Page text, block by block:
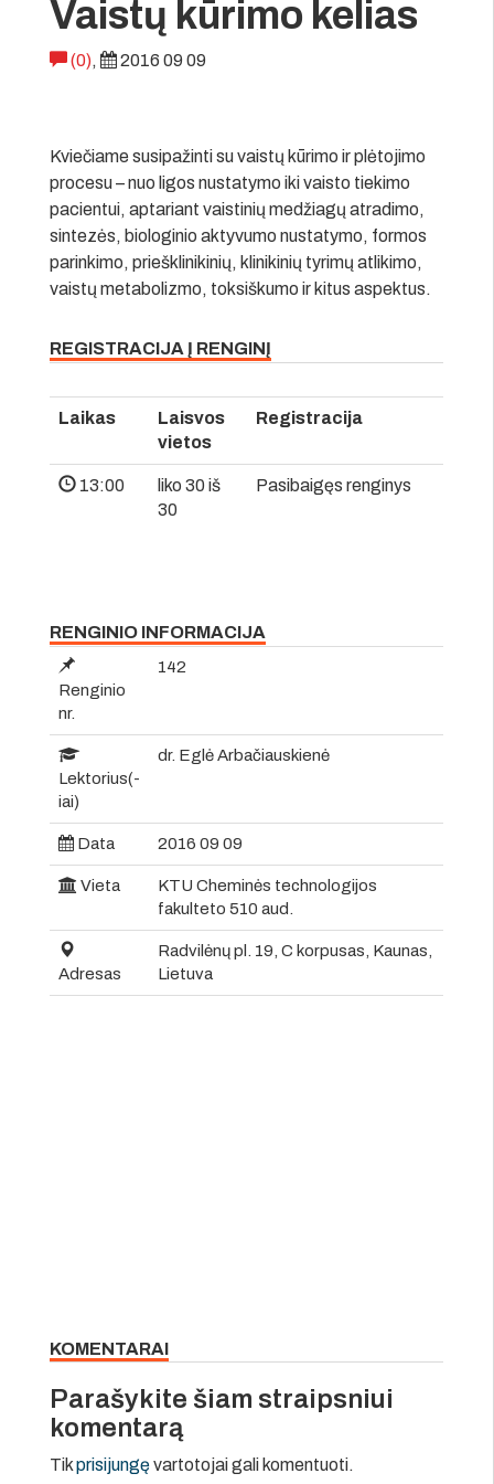
Vaistų kūrimo kelias
(0), 2016 09 09
Kviečiame susipažinti su vaistų kūrimo ir plėtojimo
procesu – nuo ligos nustatymo iki vaisto tiekimo
pacientui, aptariant vaistinių medžiagų atradimo,
sintezės, biologinio aktyvumo nustatymo, formos
parinkimo, priešklinikinių, klinikinių tyrimų atlikimo,
vaistų metabolizmo, toksiškumo ir kitus aspektus.
REGISTRACIJA Į RENGINĮ
Laikas
Laisvos
vietos
Registracija
13:00
liko 30 iš
30
Pasibaigęs renginys
RENGINIO INFORMACIJA
Renginio
nr.
142
Lektorius(-
iai)
dr. Eglė Arbačiauskienė
Data 2016 09 09
Vieta
KTU Cheminės technologijos
fakulteto 510 aud.
Adresas
Radvilėnų pl. 19, C korpusas, Kaunas,
Lietuva
KOMENTARAI
Parašykite šiam straipsniui
komentarą
Tikprisijungęvartotojai gali komentuoti.